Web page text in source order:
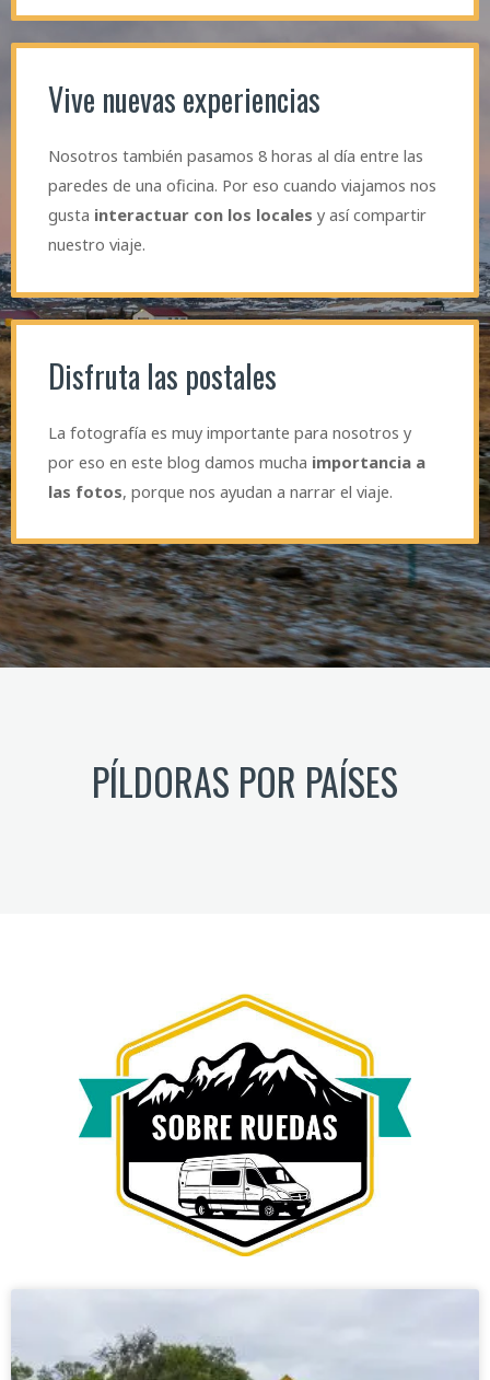
Vive nuevas experiencias
Nosotros también pasamos 8 horas al día entre las
paredes de una oficina. Por eso cuando viajamos nos
gusta interactuar con los locales y así compartir
nuestro viaje.
Disfruta las postales
La fotografía es muy importante para nosotros y
por eso en este blog damos mucha importancia a
las fotos, porque nos ayudan a narrar el viaje.
PÍLDORAS POR PAÍSES